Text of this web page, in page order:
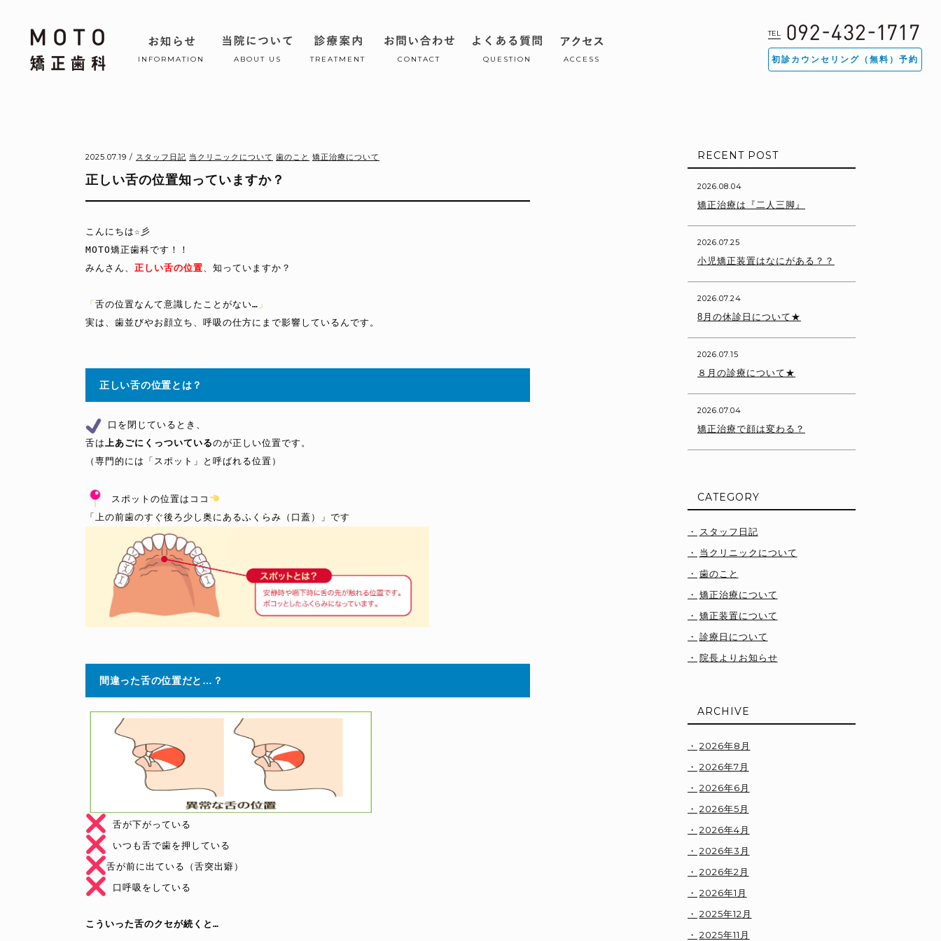
INFORMATION ABOUT US TREATMENT CONTACT QUESTION ACCESS
TEL
初診カウンセリング（無料）予約
2025.07.19 / スタッフ日記 当クリニックについて 歯のこと 矯正治療について
正しい舌の位置知っていますか？
こんにちは☆彡
MOTO矯正歯科です！！
みんさん、 正しい舌の位置、知っていますか？
「 舌の位置なんて意識したことがない… 」
実は、歯並びやお顔立ち、呼吸の仕方にまで影響しているんです。
正しい舌の位置とは？
口を閉じているとき、
舌は上あごにくっついているのが正しい位置です。
（専門的には「スポット」と呼ばれる位置）
スポットの位置はココ
間違った舌の位置だと…？
口呼吸をしている
RECENT POST
2026.08.04
矯正治療は『二人三脚』
2026.07.25
小児矯正装置はなにがある？？
2026.07.24
8月の休診日について★
2026.07.15
８月の診療について★
2026.07.04
矯正治療で顔は変わる？
CATEGORY
スタッフ日記
当クリニックについて
歯のこと
矯正治療について
矯正装置について
診療日について
院長よりお知らせ
ARCHIVE
2026年8月
2026年7月
2026年6月
2026年5月
2026年4月
2026年3月
2026年2月
2026年1月
2025年12月
2025年11月